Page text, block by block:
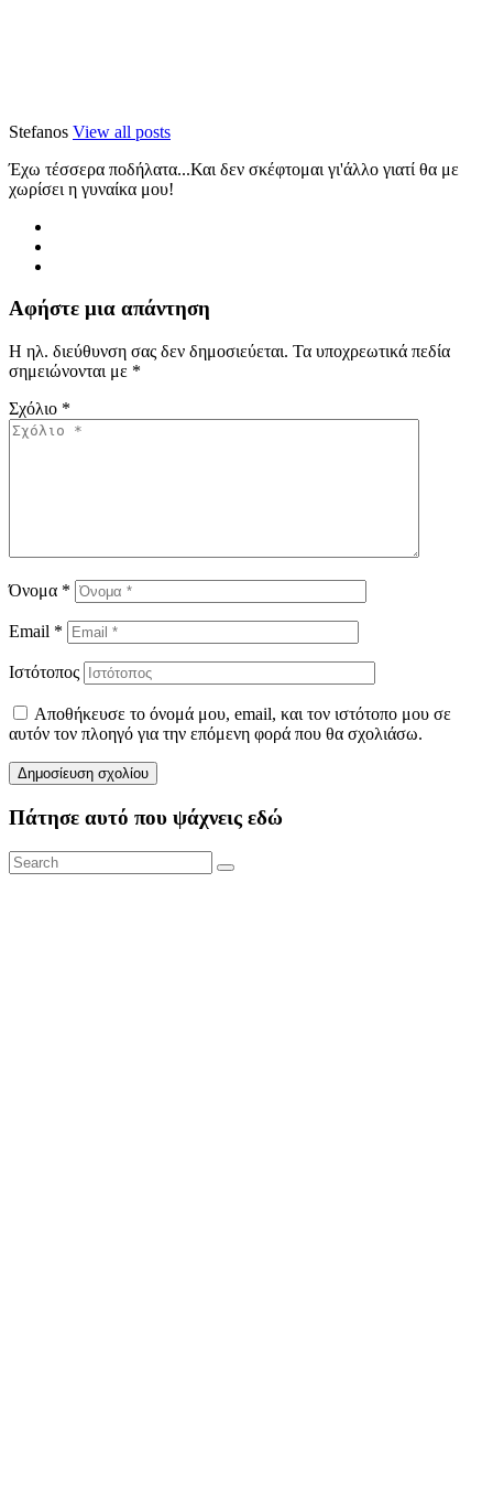
Stefanos View all posts
Έχω τέσσερα ποδήλατα...Και δεν σκέφτομαι γι'άλλο γιατί θα με
χωρίσει η γυναίκα μου!
Αφήστε μια απάντηση
Η ηλ. διεύθυνση σας δεν δημοσιεύεται. Τα υποχρεωτικά πεδία
σημειώνονται με *
Σχόλιο *
Όνομα *
Email *
Ιστότοπος
Αποθήκευσε το όνομά μου, email, και τον ιστότοπο μου σε
αυτόν τον πλοηγό για την επόμενη φορά που θα σχολιάσω.
Πάτησε αυτό που ψάχνεις εδώ
Search
for:
Search